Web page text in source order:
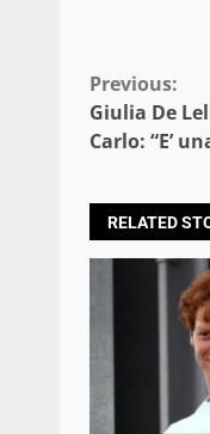
Previous:
Giulia De
Carlo: “E’
RELATED